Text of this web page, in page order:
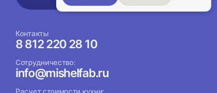
Контакты
8 812 220 28 10
Сотрудничество:
info@mishelfab.ru